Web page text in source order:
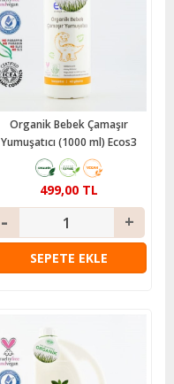
Organik Bebek Çamaşır
Yumuşatıcı (1000 ml) Ecos3
499,00 TL
SEPETE EKLE